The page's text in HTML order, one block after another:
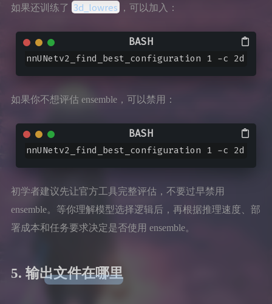
如果还训练了 3d_lowres ，可以加入：
nnUNetv2_find_best_configuration 1 -c 2d
如果你不想评估 ensemble，可以禁用：
nnUNetv2_find_best_configuration 1 -c 2d
初学者建议先让官方工具完整评估，不要过早禁用
ensemble。等你理解模型选择逻辑后，再根据推理速度、部
署成本和任务要求决定是否使用 ensemble。
5. 输出文件在哪里